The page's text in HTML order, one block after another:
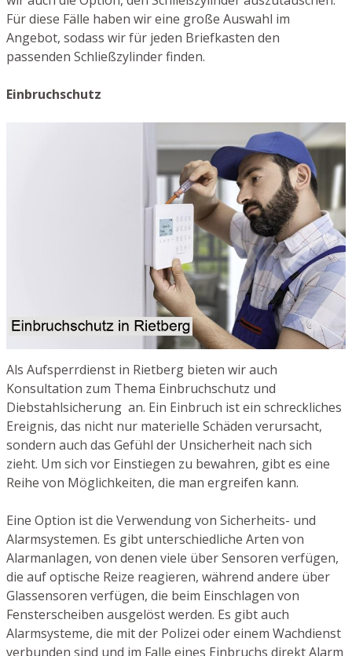
Für diese Fälle haben wir eine große Auswahl im
Angebot, sodass wir für jeden Briefkasten den
passenden Schließzylinder finden.
Einbruchschutz
Als Aufsperrdienst in Rietberg bieten wir auch
Konsultation zum Thema Einbruchschutz und
Diebstahlsicherung an. Ein Einbruch ist ein schreckliches
Ereignis, das nicht nur materielle Schäden verursacht,
sondern auch das Gefühl der Unsicherheit nach sich
zieht. Um sich vor Einstiegen zu bewahren, gibt es eine
Reihe von Möglichkeiten, die man ergreifen kann.
Eine Option ist die Verwendung von Sicherheits- und
Alarmsystemen. Es gibt unterschiedliche Arten von
Alarmanlagen, von denen viele über Sensoren verfügen,
die auf optische Reize reagieren, während andere über
Glassensoren verfügen, die beim Einschlagen von
Fensterscheiben ausgelöst werden. Es gibt auch
Alarmsysteme, die mit der Polizei oder einem Wachdienst
verbunden sind und im Falle eines Einbruchs direkt Alarm